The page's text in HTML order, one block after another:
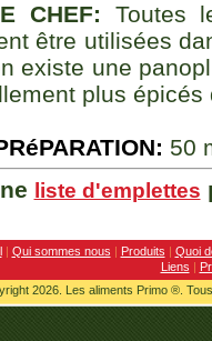
CHEF: Toutes
être utilisées
existe une
plus
50
liste d'emplettes
| Qui sommes nous | Produits | Quoi
Liens |
2026. Les aliments Primo ®.